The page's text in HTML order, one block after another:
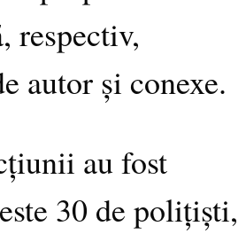
respectiv,
autor și conexe.
au fost
30 de polițiști,